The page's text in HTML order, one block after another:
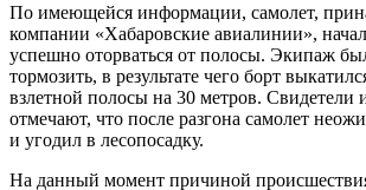
По имеющейся информации, самолет,
компании «Хабаровские авиалинии»,
успешно оторваться от полосы. Экипаж
тормозить, в результате чего борт
взлетной полосы на 30 метров. Свидетели
отмечают, что после разгона самолет
и угодил в лесопосадку.
На данный момент причиной